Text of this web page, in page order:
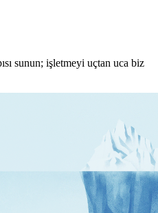
sunun; işletmeyi uçtan uca biz